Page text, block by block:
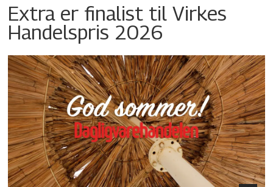
Extra er finalist til Virkes
Handelspris 2026